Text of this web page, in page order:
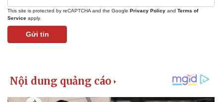
This site is protected by reCAPTCHA and the Google Privacy Policy and Terms of
Service apply.
Gửi tin